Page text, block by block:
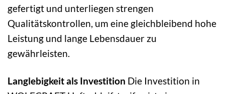
gefertigt und unterliegen strengen
Qualitätskontrollen, um eine gleichbleibend hohe
Leistung und lange Lebensdauer zu
gewährleisten.
Langlebigkeit als Investition Die Investition in